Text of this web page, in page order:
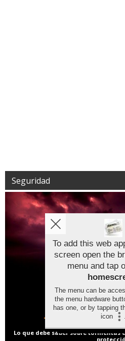
Seguridad
Lo que debe saber sobre tormentas
Aviso sobre el
Utilizamos cookies
funcionamiento
lista de cookies y
nuestra Política de
Aceptar
To add this web
screen open the
menu and tap
The menu can be
the menu hardware
has one, or by tapping
icon
.